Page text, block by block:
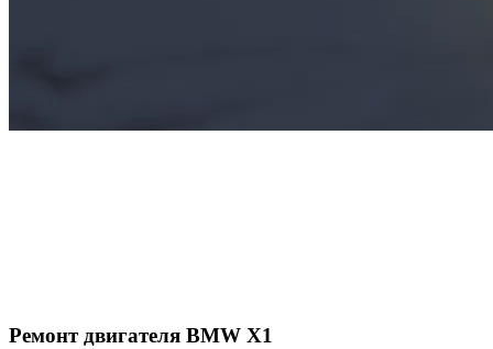
Ремонт двигателя BMW X1